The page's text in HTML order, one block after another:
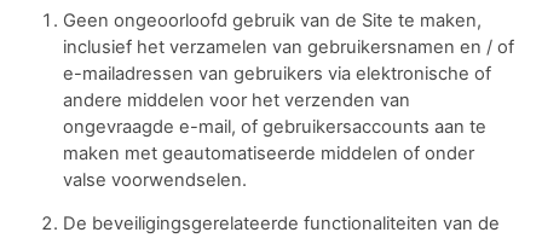
Geen ongeoorloofd gebruik van de Site te maken,
inclusief het verzamelen van gebruikersnamen en / of
e-mailadressen van gebruikers via elektronische of
andere middelen voor het verzenden van
ongevraagde e-mail, of gebruikersaccounts aan te
maken met geautomatiseerde middelen of onder
valse voorwendselen.
De beveiligingsgerelateerde functionaliteiten van de